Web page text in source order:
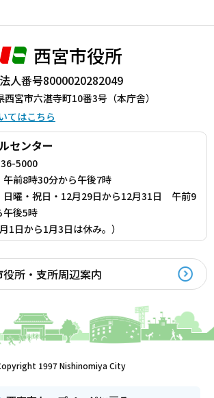
西宮市役所
法人番号8000020282049
宮市六湛寺町10番3号（本庁舎）
てはこちら
センター
5000
前8時30分から午後7時
日曜・祝日・12月29日から12月31日 午前9
午後5時
1日から1月3日は休み。）
役所・支所周辺案内
1997 Nishinomiya City